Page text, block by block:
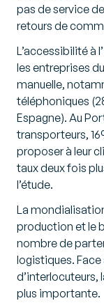
pas de service
retours de
L’accessibilité à
les entreprises
manuelle,
téléphoniques
Espagne). Au
transporteurs,
proposer à leur
taux deux fois
l’étude.
La
production et le
nombre de
logistiques.
d’interlocuteurs,
plus importante.